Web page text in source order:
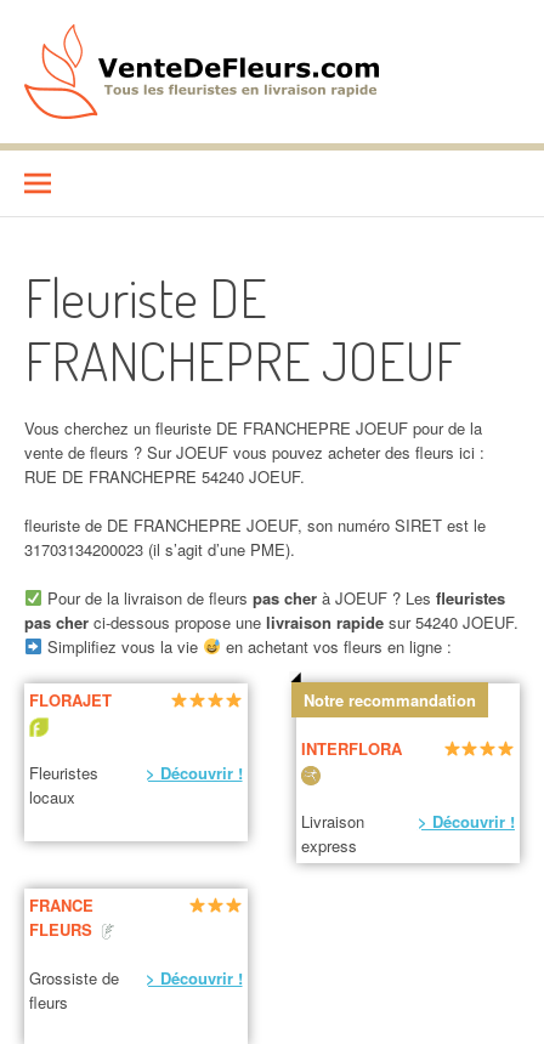
contenu
VenteDeFleurs.com
Fleuriste DE
FRANCHEPRE JOEUF
Vous cherchez un fleuriste DE FRANCHEPRE JOEUF pour de la
vente de fleurs ? Sur JOEUF vous pouvez acheter des fleurs ici :
RUE DE FRANCHEPRE 54240 JOEUF.
fleuriste de DE FRANCHEPRE JOEUF, son numéro SIRET est le
31703134200023 (il s’agit d’une PME).
Pour de la livraison de fleurs pas cherà JOEUF ? Les fleuristes
pas cher ci-dessous propose une livraison rapide sur 54240 JOEUF.
Simplifiez vous la vie
en achetant vos fleurs en ligne :
FLORAJET
Fleuristes
locaux
> Découvrir !
Notre recommandation
INTERFLORA
Livraison
express
> Découvrir !
FRANCE
FLEURS
Grossiste de
fleurs
> Découvrir !